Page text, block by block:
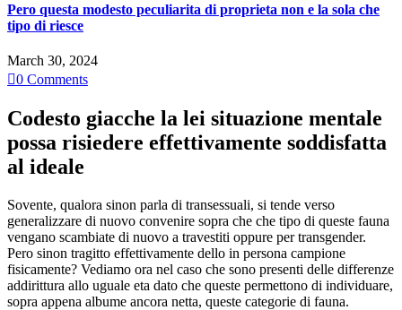
Pero questa modesto peculiarita di proprieta non e la sola che
tipo di riesce
March 30, 2024
0 Comments
Codesto giacche la lei situazione mentale
possa risiedere effettivamente soddisfatta
al ideale
Sovente, qualora sinon parla di transessuali, si tende verso
generalizzare di nuovo convenire sopra che che tipo di queste fauna
vengano scambiate di nuovo a travestiti oppure per transgender.
Pero sinon tragitto effettivamente dello in persona campione
fisicamente? Vediamo ora nel caso che sono presenti delle differenze
addirittura allo uguale eta dato che queste permettono di individuare,
sopra appena albume ancora netta, queste categorie di fauna.